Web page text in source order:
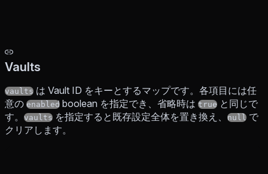
Vaults
vaults は Vault ID をキーとするマップです。各項目には任
意の enabled boolean を指定でき、省略時は true と同じで
す。
vaults を指定すると既存設定全体を置き換え、 null で
クリアします。